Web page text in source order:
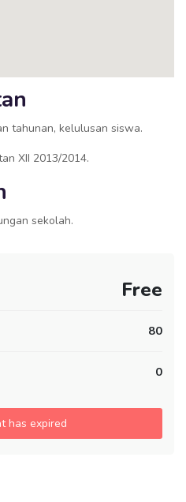
tahunan, kelulusan siswa.
XII 2013/2014.
sekolah.
Free
80
0
has expired